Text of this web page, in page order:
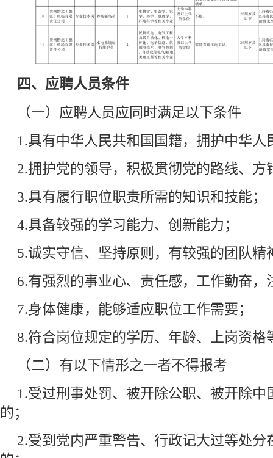
四、应聘人员条件
（一）应聘人员应同时满足以下条件
1.具有中华人民共和国国籍，拥护中华人
2.拥护党的领导，积极贯彻党的路线、方
3.具有履行职位职责所需的知识和技能；
4.具备较强的学习能力、创新能力；
5.诚实守信、坚持原则，有较强的团队精
6.有强烈的事业心、责任感，工作勤奋，
7.身体健康，能够适应职位工作需要；
8.符合岗位规定的学历、年龄、上岗资格
（二）有以下情形之一者不得报考
1.受过刑事处罚、被开除公职、被开除中
的；
2.受到党内严重警告、行政记大过等处分